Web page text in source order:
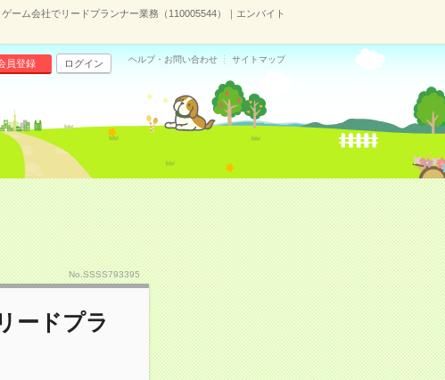
ーム会社でリードプランナー業務（110005544）｜エンバイト
員登録 ログイン ヘルプ・お問い合わせ サイトマップ
No.SSSS793395
ードプラ